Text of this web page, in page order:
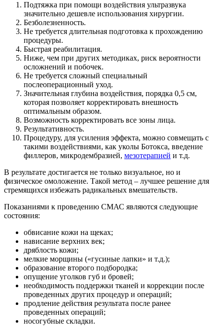
Подтяжка при помощи воздействия ультразвука
значительно дешевле использования хирургии.
Безболезненность.
Не требуется длительная подготовка к прохождению
процедуры.
Быстрая реабилитация.
Ниже, чем при других методиках, риск вероятности
осложнений и побочек.
Не требуется сложный специальный
послеоперационный уход.
Значительная глубина воздействия, порядка 0,5 см,
которая позволяет корректировать внешность
оптимальным образом.
Возможность корректировать все зоны лица.
Результативность.
Процедуру, для усиления эффекта, можно совмещать с
такими воздействиями, как уколы Ботокса, введение
филлеров, микродембразией, мезотерапией и т.д.
В результате достигается не только визуальное, но и
физическое омоложение. Такой метод – лучшее решение для
стремящихся избежать радикальных вмешательств.
Показаниями к проведению СМАС являются следующие
состояния:
обвисание кожи на щеках;
нависание верхних век;
дряблость кожи;
мелкие морщины («гусиные лапки» и т.д.);
образование второго подбородка;
опущение уголков губ и бровей;
необходимость поддержки тканей и коррекции после
проведенных других процедур и операций;
продление действия результата после ранее
проведенных операций;
носогубные складки.